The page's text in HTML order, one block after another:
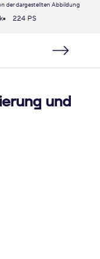
der dargestellten Abbildung
224 PS
und